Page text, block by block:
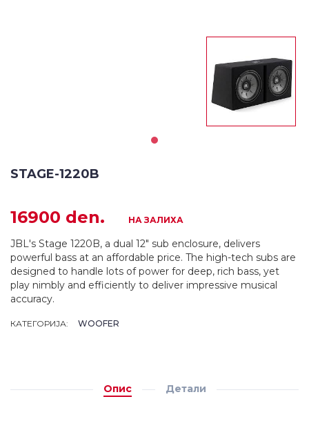
STAGE-1220B
16900 den. НА ЗАЛИХА
JBL's Stage 1220B, a dual 12" sub enclosure, delivers
powerful bass at an affordable price. The high-tech subs are
designed to handle lots of power for deep, rich bass, yet
play nimbly and efficiently to deliver impressive musical
accuracy.
КАТЕГОРИЈА: WOOFER
Опис Детали